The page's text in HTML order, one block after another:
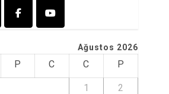
Ağustos 2026
P C C P
1
2